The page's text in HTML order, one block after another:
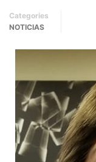
Categories
NOTICIAS